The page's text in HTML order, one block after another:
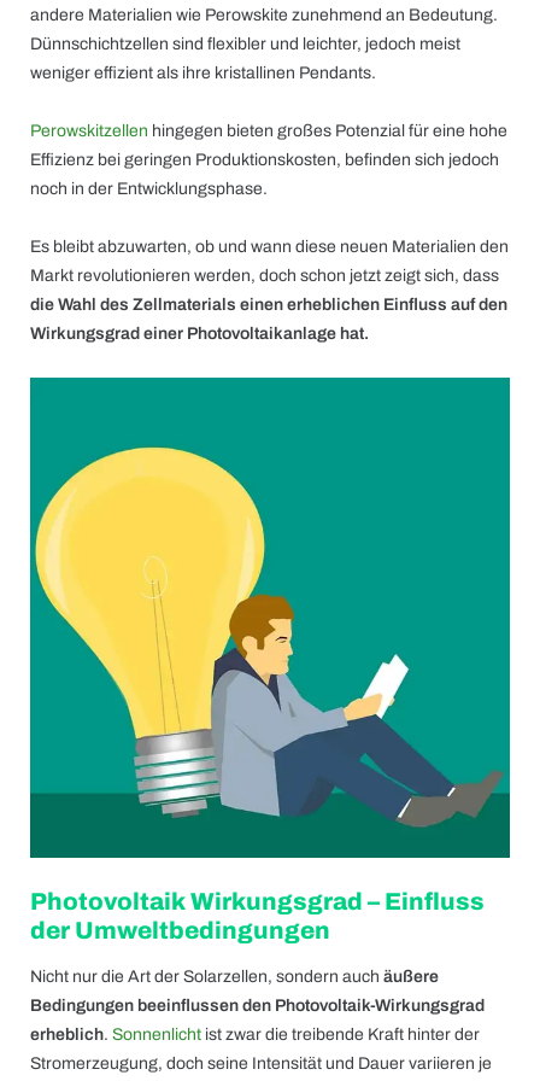
andere Materialien wie Perowskite zunehmend an Bedeutung.
Dünnschichtzellen sind flexibler und leichter, jedoch meist
weniger effizient als ihre kristallinen Pendants.
Perowskitzellen hingegen bieten großes Potenzial für eine hohe
Effizienz bei geringen Produktionskosten, befinden sich jedoch
noch in der Entwicklungsphase.
Es bleibt abzuwarten, ob und wann diese neuen Materialien den
Markt revolutionieren werden, doch schon jetzt zeigt sich, dass
die Wahl des Zellmaterials einen erheblichen Einfluss auf den
Wirkungsgrad einer Photovoltaikanlage hat.
Photovoltaik Wirkungsgrad – Einfluss
der Umweltbedingungen
Nicht nur die Art der Solarzellen, sondern auch äußere
Bedingungen beeinflussen den Photovoltaik-Wirkungsgrad
erheblich. Sonnenlicht ist zwar die treibende Kraft hinter der
Stromerzeugung, doch seine Intensität und Dauer variieren je